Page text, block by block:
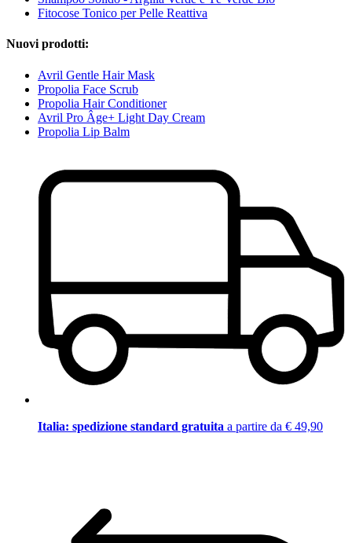
Fitocose Tonico per Pelle Reattiva
Nuovi prodotti:
Avril Gentle Hair Mask
Propolia Face Scrub
Propolia Hair Conditioner
Avril Pro Âge+ Light Day Cream
Propolia Lip Balm
Italia: spedizione standard gratuita a partire da € 49,90